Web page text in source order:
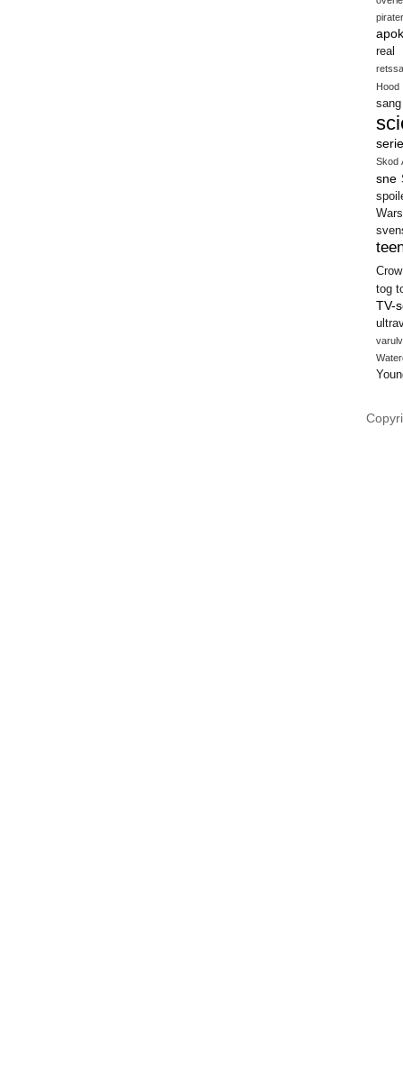
pirater
real
Hood
Skod
sne
Wars
Crow
tog
TV-
varulv